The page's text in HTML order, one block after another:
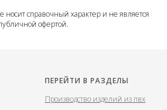
носит справочный характер и не является
офертой.
ПЕРЕЙТИ В РАЗДЕЛЫ
Производство изделий из пвх